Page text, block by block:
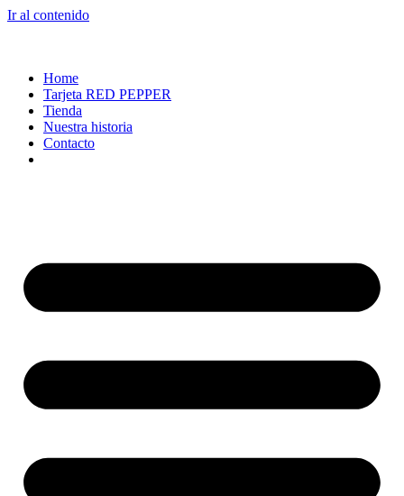
Ir al contenido
Home
Tarjeta RED PEPPER
Tienda
Nuestra historia
Contacto